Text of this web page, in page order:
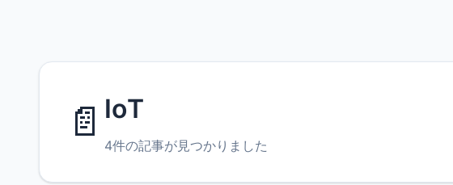
📄 IoT
4件の記事が見つかりました